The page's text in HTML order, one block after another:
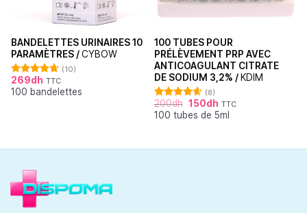
BANDELETTES URINAIRES 10
PARAMÈTRES /CYBOW
Note4.70
sur 5
(10)
269dh TTC
100 bandelettes
100 TUBES POUR
PRÉLÈVEMENT PRP AVEC
ANTICOAGULANT CITRATE
DE SODIUM 3,2% / KDIM
Note4.63
sur 5
(8)
200dh 150dh TTC
100 tubes de 5ml